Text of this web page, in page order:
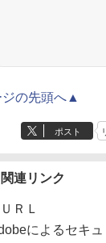
ジの先頭へ▲
ポスト
関連リンク
ＵＲＬ
によるセキュ